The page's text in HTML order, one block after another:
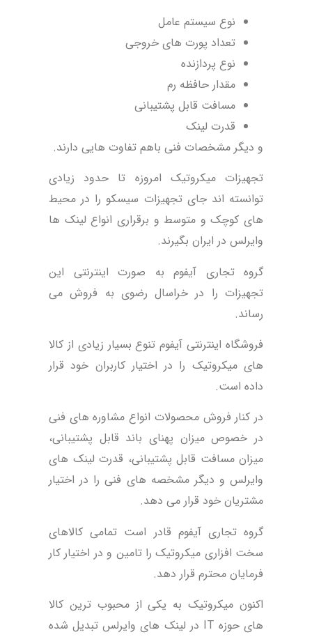
نوع سیستم عامل
تعداد پورت های خروجی
نوع پردازنده
مقدار حافظه رم
مسافت قابل پشتیبانی
قدرت لینک
و دیگر مشخصات فنی باهم تفاوت هایی دارند.
تجهیزات میکروتیک امروزه تا حدود زیادی
توانسته اند جای تجهیزات سیسکو را در محیط
های کوچک و متوسط و برقراری انواع لینک ها
وایرلس در ایران بگیرند.
گروه تجاری آیفوم به صورت اینترنتی این
تجهیزات را در خراسال رضوی به فروش می
رساند.
فروشگاه اینترنتی آیفوم تنوع بسیار زیادی از کالا
های میکروتیک را در اختیار کاربران خود قرار
داده است.
در کنار فروش محصولات انواع مشاوره های فنی
در خصوص میزان پهنای باند قابل پشتیبانی،
میزان مسافت قابل پشتیبانی، قدرت لینک های
وایرلس و دیگر مشخصه های فنی را در اختیار
مشتریان خود قرار می دهد.
گروه تجاری آیفوم قادر است تمامی کالاهای
سخت افزاری میکروتیک را تامین و در اختیار کار
فرمایان محترم قرار دهد.
اکنون میکروتیک به یکی از محبوب ترین کالا
های حوزه IT در لینک های وایرلس تبدیل شده